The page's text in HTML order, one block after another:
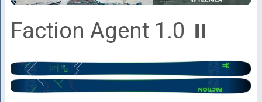
Faction Agent 1.0 ⏸